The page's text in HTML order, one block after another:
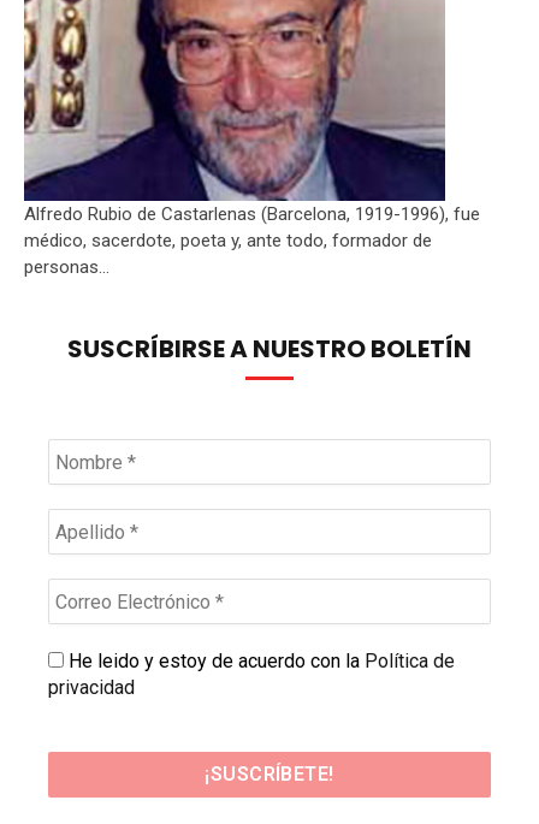
Alfredo Rubio de Castarlenas (Barcelona, 1919-1996), fue
médico, sacerdote, poeta y, ante todo, formador de
personas...
SUSCRÍBIRSE A NUESTRO BOLETÍN
He leido y estoy de acuerdo con la Política de
privacidad